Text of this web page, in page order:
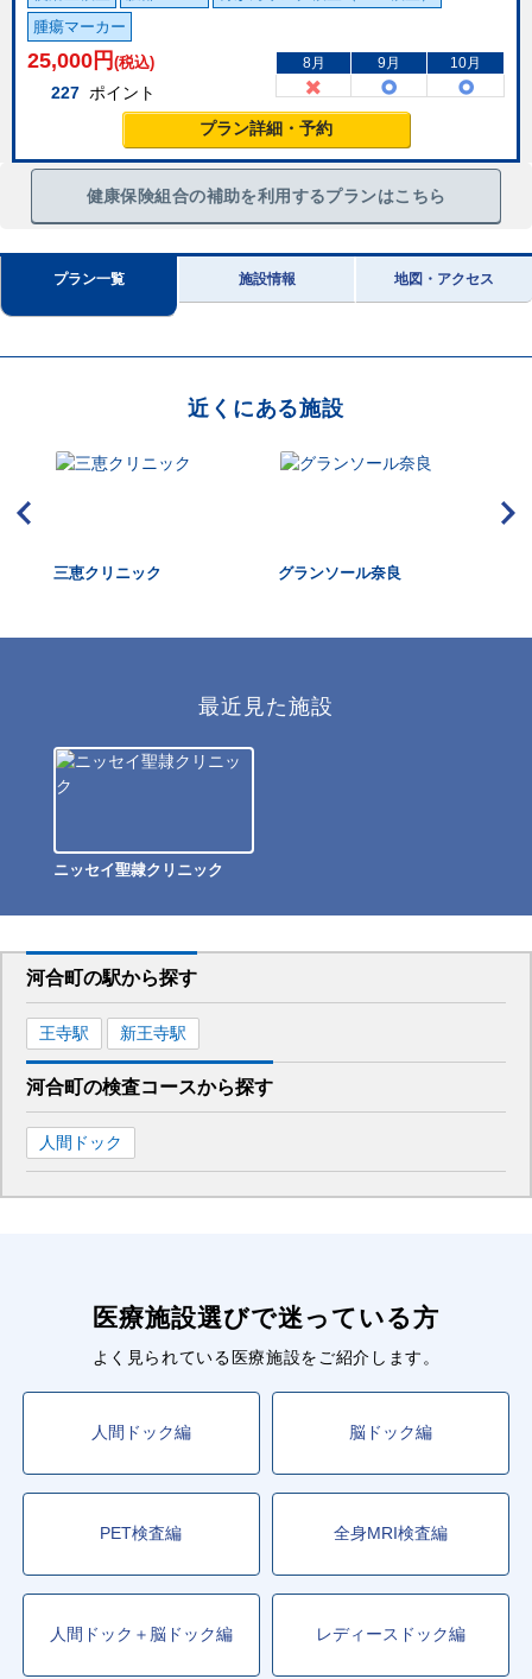
腫瘍マーカー
25,000 円 (税込)
227 ポイント
8月 9月 10月
プラン詳細・予約
健康保険組合の補助を利用するプランはこちら
プラン一覧 施設情報 地図・アクセス
近くにある施設
三恵クリニック グランソール奈良
最近見た施設
ニッセイ聖隷クリニック
河合町の駅から探す
王寺駅 新王寺駅
河合町の検査コースから探す
人間ドック
医療施設選びで迷っている方
よく見られている医療施設をご紹介します。
人間ドック編 脳ドック編
PET検査編 全身MRI検査編
人間ドック＋脳ドック編 レディースドック編